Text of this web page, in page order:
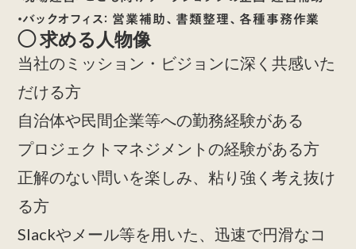
・バックオフィス： 営業補助、書類整理、各種事務作業
◯ 求める人物像
当社のミッション・ビジョンに深く共感いた
だける方
自治体や民間企業等への勤務経験がある
プロジェクトマネジメントの経験がある方
正解のない問いを楽しみ、粘り強く考え抜け
る方
Slackやメール等を用いた、迅速で円滑なコ